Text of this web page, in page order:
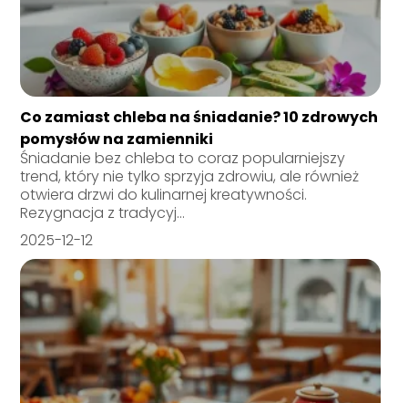
Co zamiast chleba na śniadanie? 10 zdrowych
pomysłów na zamienniki
Śniadanie bez chleba to coraz popularniejszy
trend, który nie tylko sprzyja zdrowiu, ale również
otwiera drzwi do kulinarnej kreatywności.
Rezygnacja z tradycyj...
2025-12-12